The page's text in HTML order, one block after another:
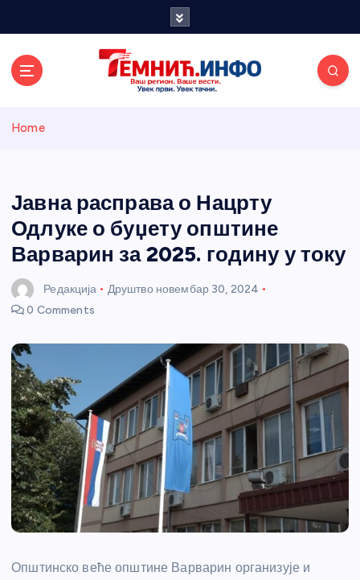
и портал
Home
Јавна расправа о Нацрту
Одлуке о буџету општине
Варварин за 2025. годину у току
Редакција Друштво новембар 30, 2024
0 Comments
Општинско веће општине Варварин организује и